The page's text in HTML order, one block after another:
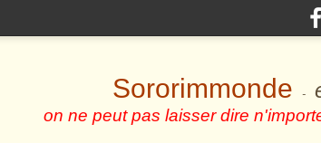
Sororimmonde -
on ne peut pas laisser dire